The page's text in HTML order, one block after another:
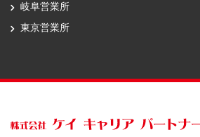
岐阜営業所
東京営業所